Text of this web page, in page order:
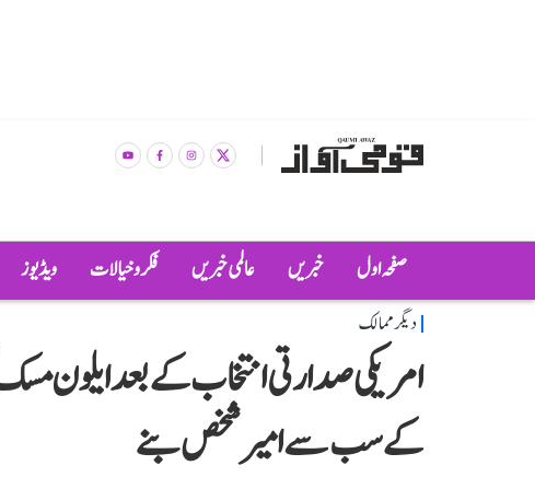
صفحہ اول خبریں عالمی خبریں فکر و خیالات ویڈیوز
دیگر ممالک
امریکی صدارتی انتخاب کے بعد ایلون
کے سب سے امیر شخص بنے